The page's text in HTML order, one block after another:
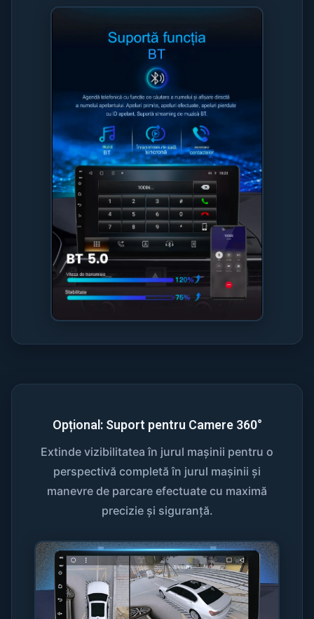
Opțional: Suport pentru Camere 360°
Extinde vizibilitatea în jurul mașinii pentru o
perspectivă completă în jurul mașinii și
manevre de parcare efectuate cu maximă
precizie și siguranță.